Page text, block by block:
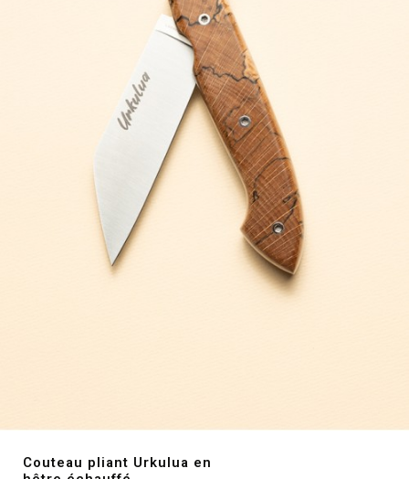
Couteau pliant Urkulua en